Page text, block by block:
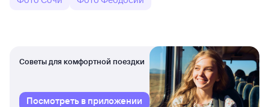
Советы для комфортной поездки
Посмотреть в приложении